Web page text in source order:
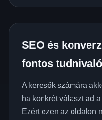
SEO és
fontos tudnivaló
A keresők számára
ha konkrét választ ad
Ezért ezen az oldalon